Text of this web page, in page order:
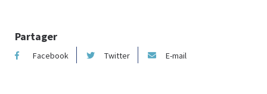
Partager
Facebook Twitter E-mail